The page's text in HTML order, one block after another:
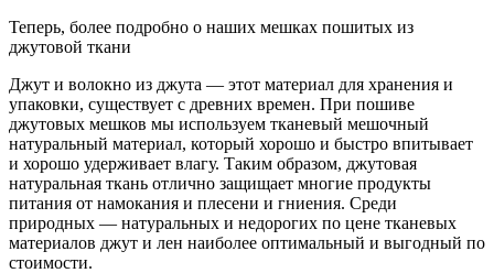
Теперь, более подробно о наших мешках пошитых из
джутовой ткани
Джут и волокно из джута — этот материал для хранения и
упаковки, существует с древних времен. При пошиве
джутовых мешков мы используем тканевый мешочный
натуральный материал, который хорошо и быстро впитывает
и хорошо удерживает влагу. Таким образом, джутовая
натуральная ткань отлично защищает многие продукты
питания от намокания и плесени и гниения. Среди
природных — натуральных и недорогих по цене тканевых
материалов джут и лен наиболее оптимальный и выгодный по
стоимости.